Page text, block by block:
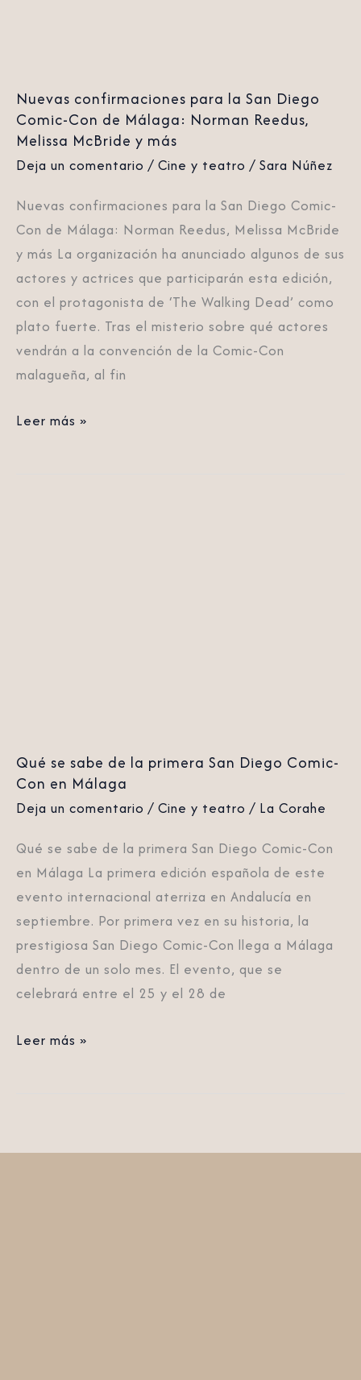
Nuevas confirmaciones para la San Diego
Comic-Con de Málaga: Norman Reedus,
Melissa McBride y más
Deja un comentario / Cine y teatro / Sara Núñez
Nuevas confirmaciones para la San Diego Comic-
Con de Málaga: Norman Reedus, Melissa McBride
y más La organización ha anunciado algunos de sus
actores y actrices que participarán esta edición,
con el protagonista de ‘The Walking Dead’ como
plato fuerte. Tras el misterio sobre qué actores
vendrán a la convención de la Comic-Con
malagueña, al fin
Málaga:
Norman
Reedus,
Melissa
y
más
Leer más »
Qué se sabe de la primera San Diego Comic-
Con en Málaga
Deja un comentario / Cine y teatro / La Corahe
Qué se sabe de la primera San Diego Comic-Con
en Málaga La primera edición española de este
evento internacional aterriza en Andalucía en
septiembre. Por primera vez en su historia, la
prestigiosa San Diego Comic-Con llega a Málaga
dentro de un solo mes. El evento, que se
celebrará entre el 25 y el 28 de
en
Málaga
Leer más »